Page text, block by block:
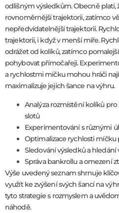
odlišným výsledkům. Obecně
rovnoměrnější trajektorii, zatímco
nepředvídatelnější trajektorii.
trajektorii, i když v menší míře.
odrážet od kolíků, zatímco
pohybovat přímočařeji.
a rychlostmi míčku mohou hráči
maximalizuje jejich šance na výhru.
Analýza rozmístění kolíků
slotů
Experimentování s různými
Optimalizace rychlosti
Sledování výsledků a hledání
Správa bankrollu a omezení
Výše uvedený seznam shrnuje
využít ke zvýšení svých šancí na
tyto strategie s rozmyslem a
náhodě.